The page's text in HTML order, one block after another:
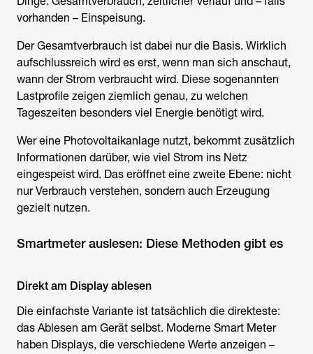
vorhanden – Einspeisung.
Der Gesamtverbrauch ist dabei nur die Basis. Wirklich
aufschlussreich wird es erst, wenn man sich anschaut,
wann der Strom verbraucht wird. Diese sogenannten
Lastprofile zeigen ziemlich genau, zu welchen
Tageszeiten besonders viel Energie benötigt wird.
Wer eine Photovoltaikanlage nutzt, bekommt zusätzlich
Informationen darüber, wie viel Strom ins Netz
eingespeist wird. Das eröffnet eine zweite Ebene: nicht
nur Verbrauch verstehen, sondern auch Erzeugung
gezielt nutzen.
Smartmeter auslesen: Diese Methoden gibt es
Direkt am Display ablesen
Die einfachste Variante ist tatsächlich die direkteste:
das Ablesen am Gerät selbst. Moderne Smart Meter
haben Displays, die verschiedene Werte anzeigen –